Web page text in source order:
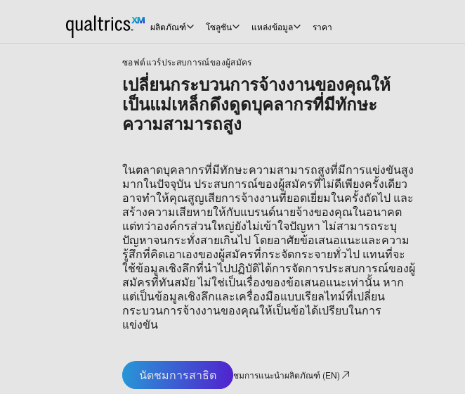
ผลิตภัณฑ์ โซลูชัน แหล่งข้อมูล ราคา
ซอฟต์แวร์ประสบการณ์ของผู้สมัคร
เปลี่ยนกระบวนการจ้างงานของคุณให้
เป็นแม่เหล็กดึงดูดบุคลากรที่มีทักษะ
ความสามารถสูง
ในตลาดบุคลากรที่มีทักษะความสามารถสูงที่มีการแข่งขันสูง
มากในปัจจุบัน ประสบการณ์ของผู้สมัครที่ไม่ดีเพียงครั้งเดียว
อาจทำให้คุณสูญเสียการจ้างงานที่ยอดเยี่ยมในครั้งถัดไป และ
สร้างความเสียหายให้กับแบรนด์นายจ้างของคุณในอนาคต
แต่ทว่าองค์กรส่วนใหญ่ยังไม่เข้าใจปัญหา ไม่สามารถระบุ
ปัญหาจนกระทั่งสายเกินไป โดยอาศัยข้อเสนอแนะและความ
รู้สึกที่คิดเอาเองของผู้สมัครที่กระจัดกระจายทั่วไป แทนที่จะ
ใช้ข้อมูลเชิงลึกที่นำไปปฏิบัติได้การจัดการประสบการณ์ของผู้
สมัครที่ทันสมัย ไม่ใช่เป็นเรื่องของข้อเสนอแนะเท่านั้น หาก
แต่เป็นข้อมูลเชิงลึกและเครื่องมือแบบเรียลไทม์ที่เปลี่ยน
กระบวนการจ้างงานของคุณให้เป็นข้อได้เปรียบในการ
แข่งขัน
นัดชมการสาธิต ชมการแนะนำผลิตภัณฑ์ (EN)